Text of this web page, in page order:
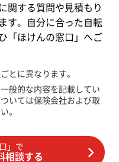
関する質問や見積もり
す。自分に合った自転
「ほけんの窓口」へご
とに異なります。
般的な内容を記載してい
いては保険会社および取
。
」で
相談する